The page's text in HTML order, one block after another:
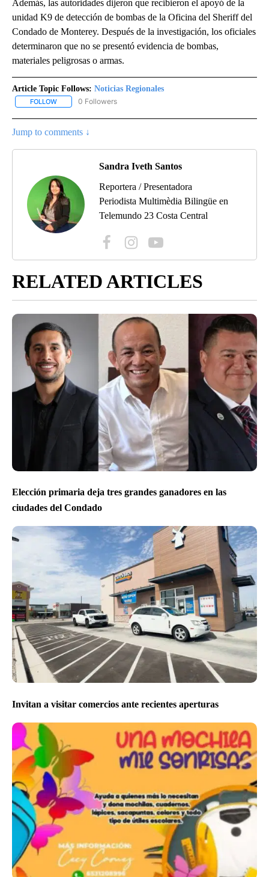
Además, las autoridades dijeron que recibieron el apoyó de la
unidad K9 de detección de bombas de la Oficina del Sheriff del
Condado de Monterey. Después de la investigación, los oficiales
determinaron que no se presentó evidencia de bombas,
materiales peligrosas o armas.
Article Topic Follows: Noticias Regionales
FOLLOW FOLLOW "NOTICIAS REGIONALES" TO RECEIVE NOTIFICATIONS
0 Followers
Jump to comments ↓
Sandra Iveth Santos
Reportera / Presentadora
Periodista Multimèdia Bilingüe en
Telemundo 23 Costa Central
RELATED ARTICLES
Elección primaria deja tres grandes ganadores en las
ciudades del Condado
Invitan a visitar comercios ante recientes aperturas